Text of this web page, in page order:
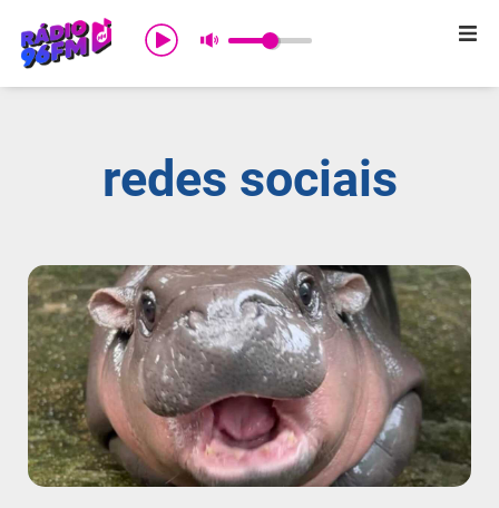
Início
Promoções
Notícias
Comercial
Contato
redes sociais